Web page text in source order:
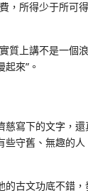
，所得少于所可
上講不是一個
來”。
寫下的文字，還
守舊、無趣的人
古文功底不錯，